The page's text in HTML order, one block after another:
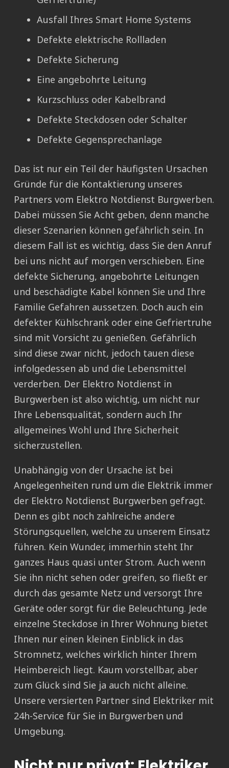
Ausfall Ihres Smart Home Systems
Defekte elektrische Rollladen
Defekte Sicherung
Eine angebohrte Leitung
Kurzschluss oder Kabelbrand
Defekte Steckdosen oder Schalter
Defekte Gegensprechanlage
Das ist nur ein Teil der häufigsten Ursachen
Gründe für die Kontaktierung unseres
Partners vom Elektro Notdienst Burgwerben.
Dabei müssen Sie Acht geben, denn manche
dieser Szenarien können gefährlich sein. In
diesem Fall ist es wichtig, dass Sie den Anruf
bei uns nicht auf morgen verschieben. Eine
defekte Sicherung, angebohrte Leitungen
und beschädigte Kabel können Sie und Ihre
Familie Gefahren aussetzen. Doch auch ein
defekter Kühlschrank oder eine Gefriertruhe
sind mit Vorsicht zu genießen. Gefährlich
sind diese zwar nicht, jedoch tauen diese
infolgedessen ab und die Lebensmittel
verderben. Der Elektro Notdienst in
Burgwerben ist also wichtig, um nicht nur
Ihre Lebensqualität, sondern auch Ihr
allgemeines Wohl und Ihre Sicherheit
sicherzustellen.
Unabhängig von der Ursache ist bei
Angelegenheiten rund um die Elektrik immer
der Elektro Notdienst Burgwerben gefragt.
Denn es gibt noch zahlreiche andere
Störungsquellen, welche zu unserem Einsatz
führen. Kein Wunder, immerhin steht Ihr
ganzes Haus quasi unter Strom. Auch wenn
Sie ihn nicht sehen oder greifen, so fließt er
durch das gesamte Netz und versorgt Ihre
Geräte oder sorgt für die Beleuchtung. Jede
einzelne Steckdose in Ihrer Wohnung bietet
Ihnen nur einen kleinen Einblick in das
Stromnetz, welches wirklich hinter Ihrem
Heimbereich liegt. Kaum vorstellbar, aber
zum Glück sind Sie ja auch nicht alleine.
Unsere versierten Partner sind Elektriker mit
24h-Service für Sie in Burgwerben und
Umgebung.